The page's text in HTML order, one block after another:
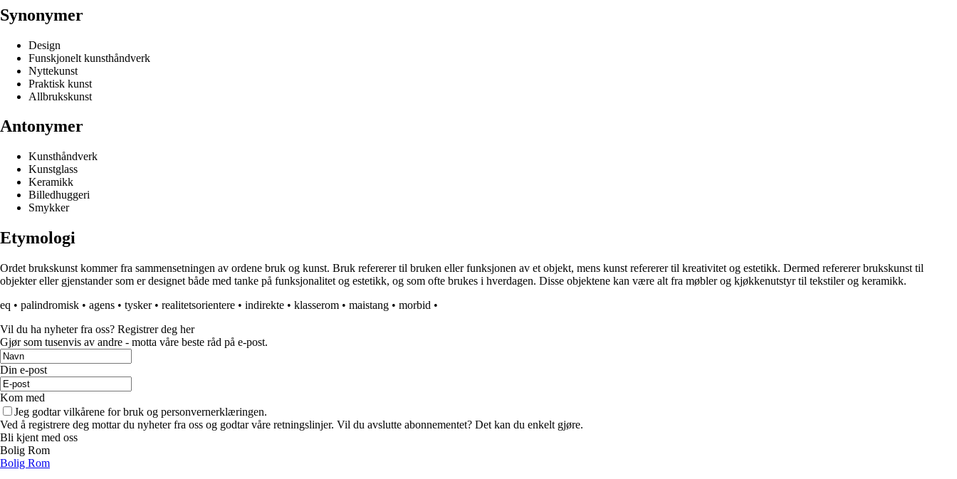
Synonymer
Design
Funskjonelt kunsthåndverk
Nyttekunst
Praktisk kunst
Allbrukskunst
Antonymer
Kunsthåndverk
Kunstglass
Keramikk
Billedhuggeri
Smykker
Etymologi
Ordet brukskunst kommer fra sammensetningen av ordene bruk og kunst. Bruk refererer til bruken eller funksjonen av et objekt, mens kunst refererer til kreativitet og estetikk. Dermed refererer brukskunst til
objekter eller gjenstander som er designet både med tanke på funksjonalitet og estetikk, og som ofte brukes i hverdagen. Disse objektene kan være alt fra møbler og kjøkkenutstyr til tekstiler og keramikk.
eq • palindromisk • agens • tysker• realitetsorientere • indirekte • klasserom • maistang • morbid •
Vil du ha nyheter fra oss? Registrer deg her
Gjør som tusenvis av andre - motta våre beste råd på e-post.
Din e-post
Kom med
Jeg godtar vilkårene for bruk og personvernerklæringen.
Ved å registrere deg mottar du nyheter fra oss og godtar våre retningslinjer. Vil du avslutte abonnementet? Det kan du enkelt gjøre.
Bli kjent med oss
Bolig Rom
Bolig Rom